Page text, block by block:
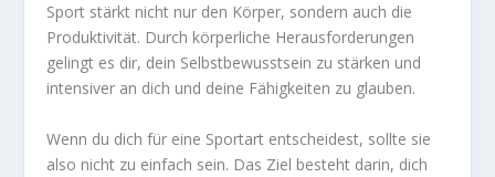
Sport stärkt nicht nur den Körper, sondern auch die
Produktivität. Durch körperliche Herausforderungen
gelingt es dir, dein Selbstbewusstsein zu stärken und
intensiver an dich und deine Fähigkeiten zu glauben.
Wenn du dich für eine Sportart entscheidest, sollte sie
also nicht zu einfach sein. Das Ziel besteht darin, dich